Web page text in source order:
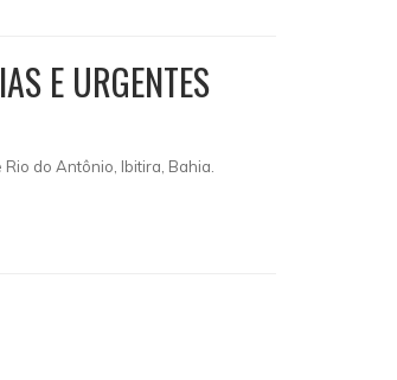
E URGENTES
do Antônio, Ibitira, Bahia.